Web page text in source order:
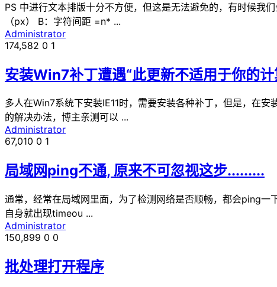
PS 中进行文本排版十分不方便，但这是无法避免的，有时候我
（px） B：字符间距 =n* ...
Administrator
174,582 0 1
安装Win7补丁遭遇“此更新不适用于你的计
多人在Win7系统下安装IE11时，需要安装各种补丁，但是，在
的解决办法，博主亲测可以 ...
Administrator
67,010 0 1
局域网ping不通, 原来不可忽视这步.........
通常，经常在局域网里面，为了检测网络是否顺畅，都会ping
自身就出现timeou ...
Administrator
150,899 0 0
批处理打开程序